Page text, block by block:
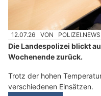
12.07.26 VON
Die Landespolizei blickt
Wochenende zurück.
Trotz der hohen
verschiedenen Einsätzen.